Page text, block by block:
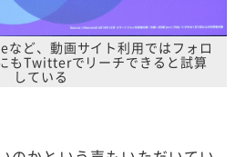
など、動画サイト利用ではフォロ
もTwitterでリーチできると試算
している